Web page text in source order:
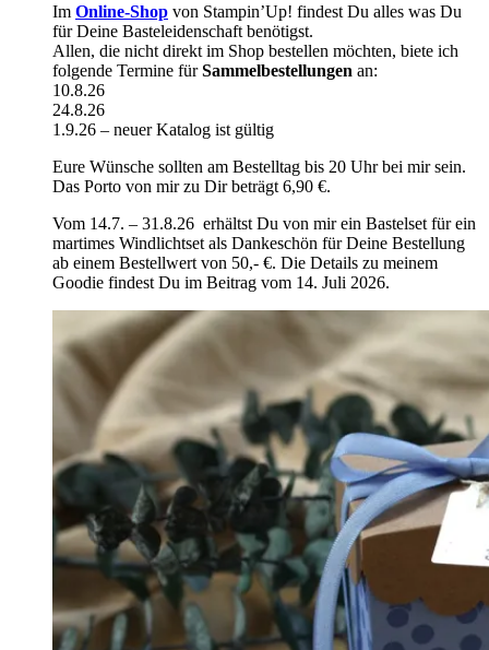
Im Online-Shop von Stampin’Up! findest Du alles was Du
für Deine Basteleidenschaft benötigst.
Allen, die nicht direkt im Shop bestellen möchten, biete ich
folgende Termine fürSammelbestellungen an:
10.8.26
24.8.26
1.9.26 – neuer Katalog ist gültig
Eure Wünsche sollten am Bestelltag bis 20 Uhr bei mir sein.
Das Porto von mir zu Dir beträgt 6,90 €.
Vom 14.7. – 31.8.26 erhältst Du von mir ein Bastelset für ein
martimes Windlichtset als Dankeschön für Deine Bestellung
ab einem Bestellwert von 50,- €. Die Details zu meinem
Goodie findest Du im Beitrag vom 14. Juli 2026.